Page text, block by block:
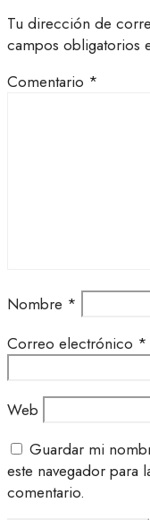
Tu dirección de
campos obligatorios
Comentario *
Nombre *
Correo electrónico *
Web
Guardar mi
este navegador para
comentario.